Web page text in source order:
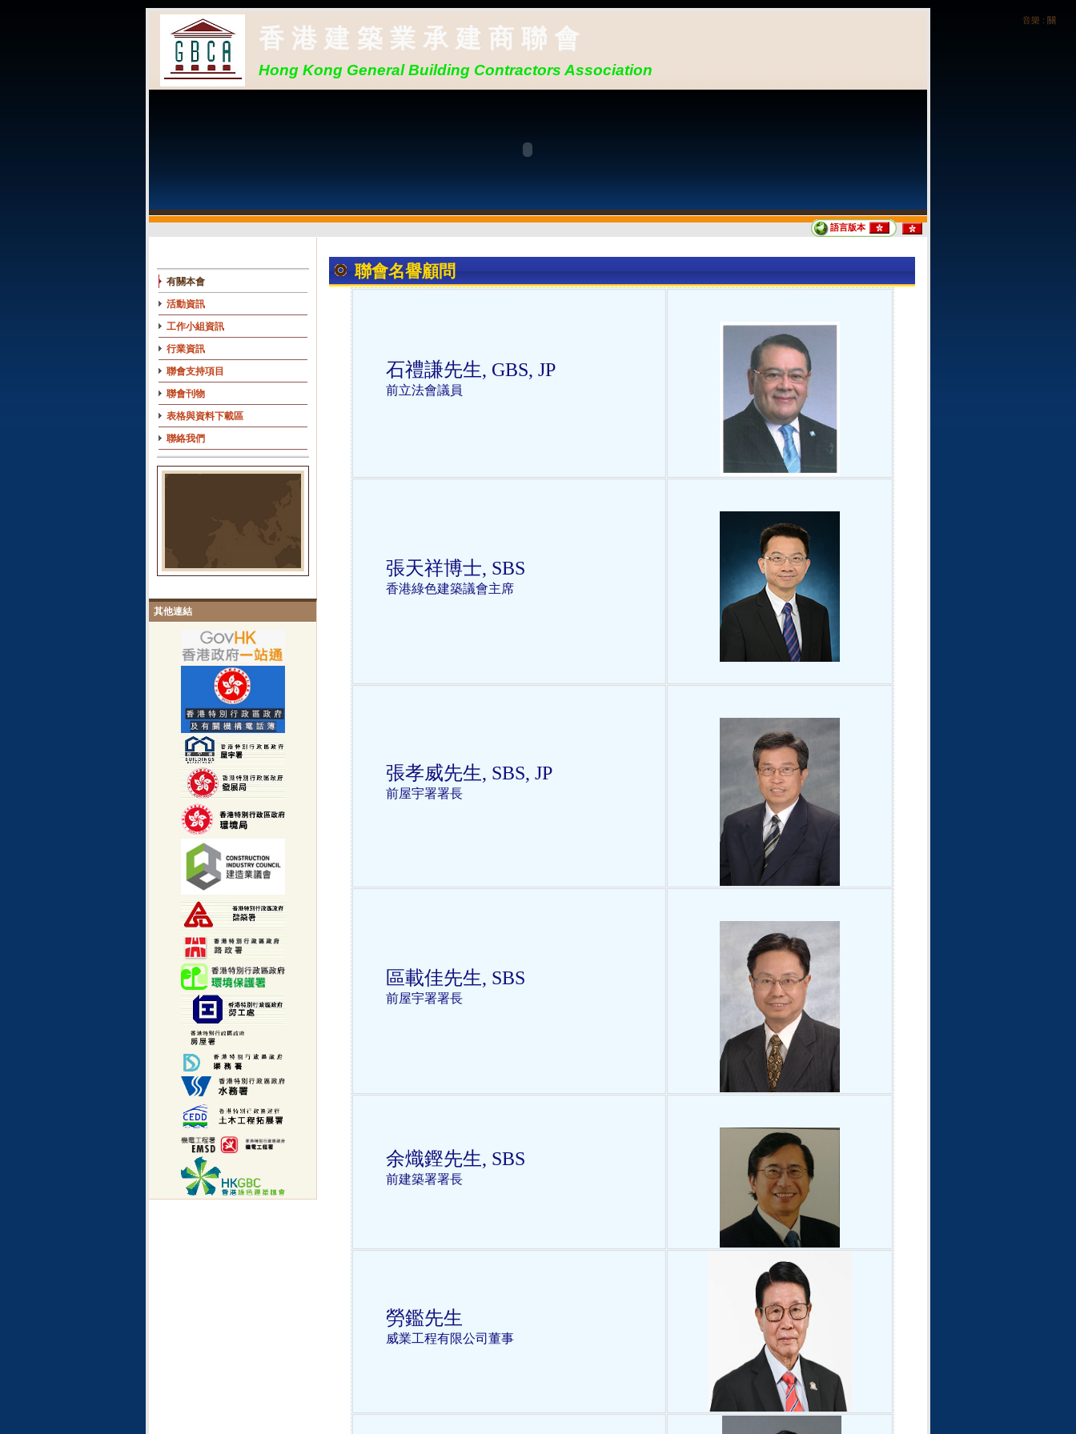
音樂 : 關
香 港 建 築 業 承 建 商 聯 會
Hong Kong General Building Contractors Association
語言版本
有關本會
活動資訊
工作小組資訊
行業資訊
聯會支持項目
聯會刊物
表格與資料下載區
聯絡我們
其他連結
聯會名譽顧問
石禮謙先生, GBS, JP
前立法會議員
張天祥博士, SBS
香港綠色建築議會主席
張孝威先生, SBS, JP
前屋宇署署長
區載佳先生, SBS
前屋宇署署長
余熾鏗先生, SBS
前建築署署長
勞鑑先生
威業工程有限公司董事